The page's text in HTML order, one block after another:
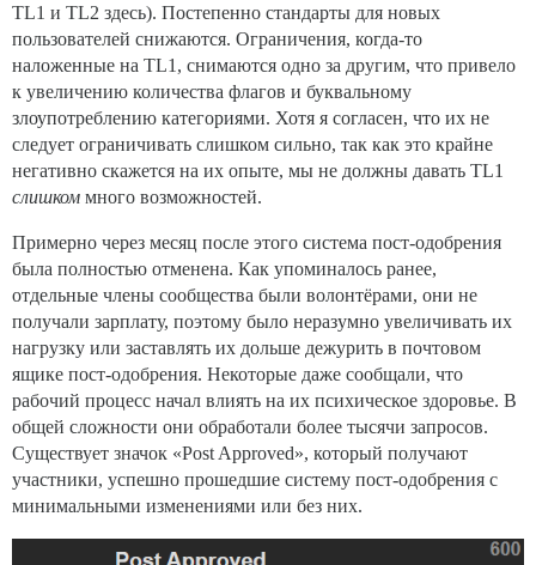
TL1 и TL2 здесь). Постепенно стандарты для новых
пользователей снижаются. Ограничения, когда-то
наложенные на TL1, снимаются одно за другим, что привело
к увеличению количества флагов и буквальному
злоупотреблению категориями. Хотя я согласен, что их не
следует ограничивать слишком сильно, так как это крайне
негативно скажется на их опыте, мы не должны давать TL1
слишком много возможностей.
Примерно через месяц после этого система пост-одобрения
была полностью отменена. Как упоминалось ранее,
отдельные члены сообщества были волонтёрами, они не
получали зарплату, поэтому было неразумно увеличивать их
нагрузку или заставлять их дольше дежурить в почтовом
ящике пост-одобрения. Некоторые даже сообщали, что
рабочий процесс начал влиять на их психическое здоровье. В
общей сложности они обработали более тысячи запросов.
Существует значок «Post Approved», который получают
участники, успешно прошедшие систему пост-одобрения с
минимальными изменениями или без них.